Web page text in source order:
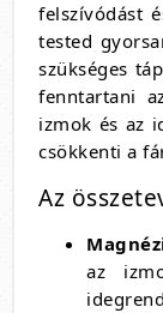
felszívódást
tested
szükséges
fenntartani
izmok és az
csökkenti a
Az
az